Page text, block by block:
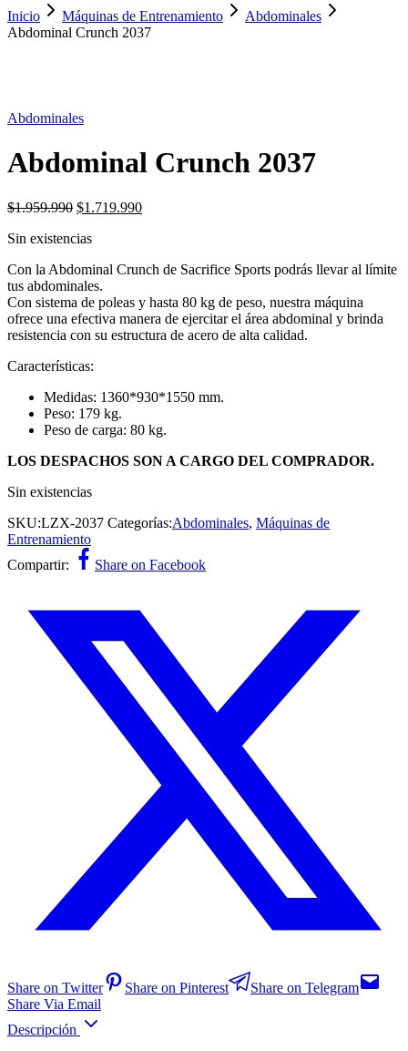
Inicio
Máquinas de Entrenamiento
Abdominales
Abdominal Crunch 2037
Abdominales
Abdominal Crunch 2037
$1.959.990 El
original
$1.959.990.
$1.719.990El
$1.719.990.
Sin existencias
Con la Abdominal Crunch de Sacrifice Sports podrás llevar al límite
tus abdominales.
Con sistema de poleas y hasta 80 kg de peso, nuestra máquina
ofrece una efectiva manera de ejercitar el área abdominal y brinda
resistencia con su estructura de acero de alta calidad.
Características:
Medidas: 1360*930*1550 mm.
Peso: 179 kg.
Peso de carga: 80 kg.
LOS DESPACHOS SON A CARGO DEL COMPRADOR.
Sin existencias
SKU:LZX-2037 Categorías:Abdominales, Máquinas de
Entrenamiento
Compartir:
Share on Facebook
Share on Twitter Share on Pinterest
Share on Telegram
Share Via Email
Descripción